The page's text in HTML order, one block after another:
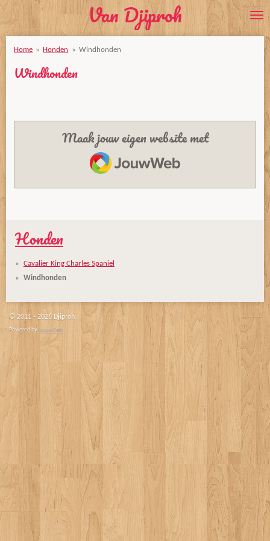
de
hoofdinhoud
Van Djiproh
Home » Honden » Windhonden
Windhonden
Maak jouw eigen website met
JouwWeb
Honden
Cavalier King Charles Spaniel
Windhonden
© 2011 - 2026 Djiproh
Powered byJouwWeb